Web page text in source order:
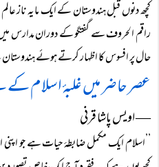
کچھ دنوں قبل ہندوستان کے ایک مایہ ناز
راقم الحروف سے گفتگو کے دوران مدارس
حال پر افسوس کا اظہار کرتے ہوئے
عصر حاضر میں غلبۂ اسلام کے
― اویس پاشا قرنی
’’اسلام ایک مکمل ضابطۂ حیات ہے جو